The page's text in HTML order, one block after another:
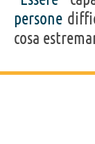
persone
cosa